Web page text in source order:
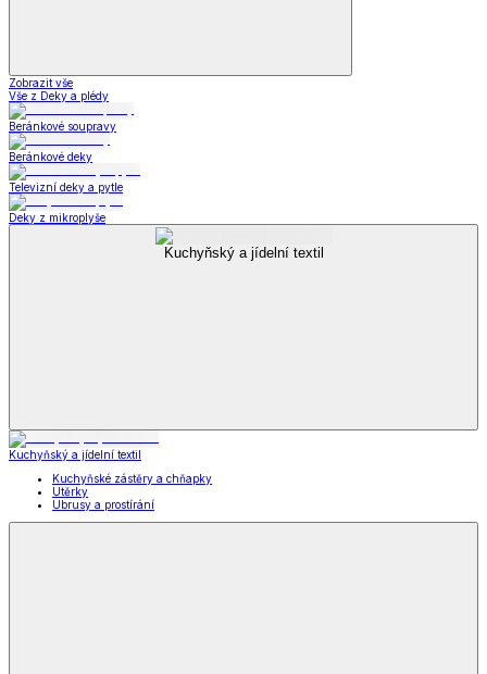
Zobrazit vše
Vše z Deky a plédy
Beránkové soupravy
Beránkové deky
Televizní deky a pytle
Deky z mikroplyše
Kuchyňský a jídelní textil
Kuchyňský a jídelní textil
Kuchyňské zástěry a chňapky
Utěrky
Ubrusy a prostírání